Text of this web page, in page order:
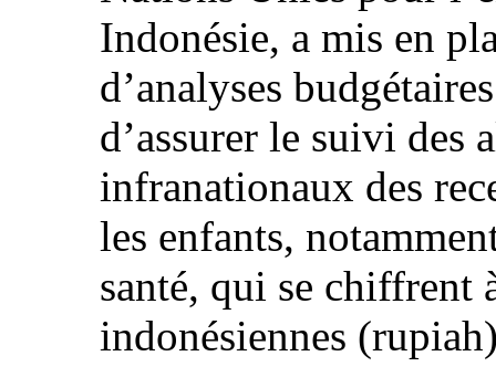
Indonésie, a mis en
d’analyses
d’assurer le suivi des
infranationaux des
les enfants,
santé, qui se chiffrent
indonésiennes